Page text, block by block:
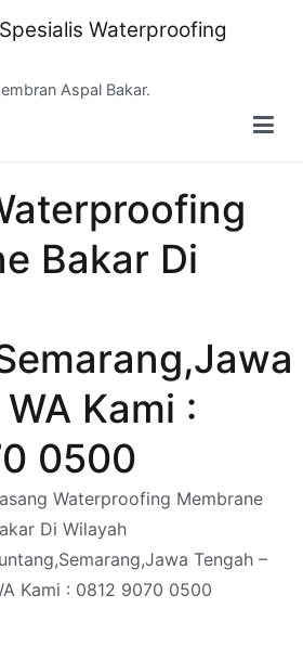
Waterproofing
Aspal Bakar.
Bakar Di
Kami :
0500
Waterproofing Membrane
Di Wilayah
Tengah –
Kami : 0812 9070 0500